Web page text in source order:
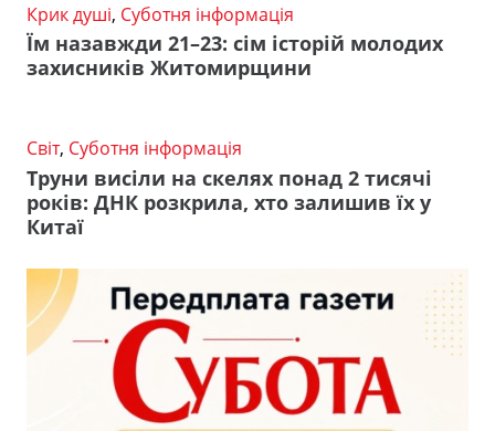
Крик душі, Суботня інформація
Їм назавжди 21–23: сім історій молодих
захисників Житомирщини
Світ, Суботня інформація
Труни висіли на скелях понад 2 тисячі
років: ДНК розкрила, хто залишив їх у
Китаї